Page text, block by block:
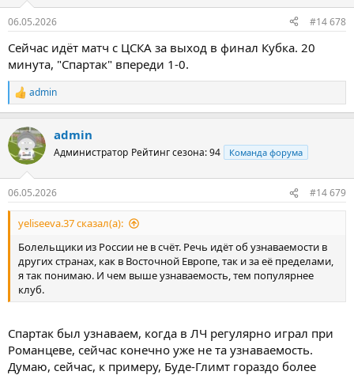
06.05.2026 #14 678
Сейчас идёт матч с ЦСКА за выход в финал Кубка. 20
минута, "Спартак" впереди 1-0.
Р
е
к
ц
и
admin
admin
Администратор Рейтинг сезона: 94 Команда форума
06.05.2026 #14 679
yeliseeva.37 сказал(а):
Болельщики из России не в счёт. Речь идёт об узнаваемости в
других странах, как в Восточной Европе, так и за её пределами,
я так понимаю. И чем выше узнаваемость, тем популярнее
клуб.
Спартак был узнаваем, когда в ЛЧ регулярно играл при
Романцеве, сейчас конечно уже не та узнаваемость.
Думаю, сейчас, к примеру, Буде-Глимт гораздо более